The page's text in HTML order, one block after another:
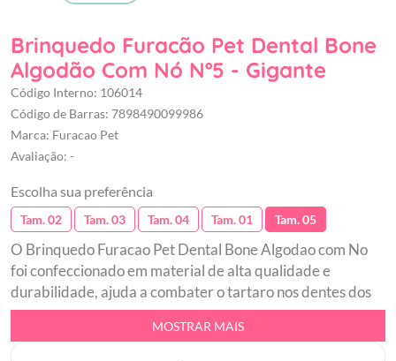
Brinquedo Furacão Pet Dental Bone
Algodão Com Nó Nº5 - Gigante
Código Interno: 106014
Código de Barras: 7898490099986
Marca: Furacao Pet
Avaliação: -
Escolha sua preferência
Tam. 02 Tam. 03 Tam. 04 Tam. 01 Tam. 05
O Brinquedo Furacao Pet Dental Bone Algodao com No
foi confeccionado em material de alta qualidade e
durabilidade, ajuda a combater o tartaro nos dentes dos
caes. Seu pet vai estar sempre ativo de forma saudavel e
divertidabr Resistentebr Perfeito para morderbr Auxilia
MOSTRAR MAIS